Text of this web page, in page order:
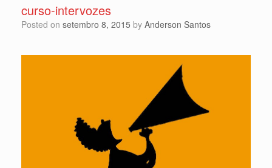
curso-intervozes
Posted on setembro 8, 2015 by Anderson Santos